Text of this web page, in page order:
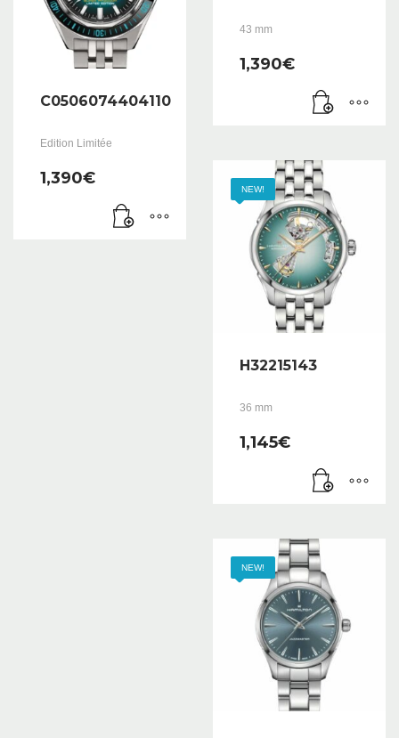
C0506074404110
Edition Limitée
1,390€
43 mm
1,390€
NEW!
H32215143
36 mm
1,145€
NEW!